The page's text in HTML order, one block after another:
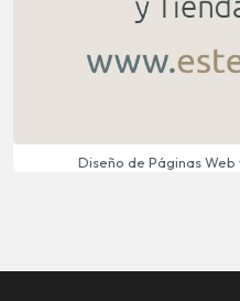
Diseño de Páginas